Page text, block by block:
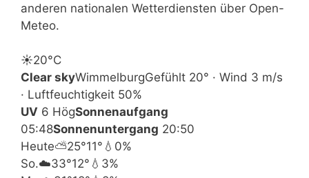
anderen nationalen Wetterdiensten über Open-
Meteo.
☀️20°C
Clear skyWimmelburgGefühlt 20° · Wind 3 m/s
· Luftfeuchtigkeit 50%
UV 6 HögSonnenaufgang
05:48Sonnenuntergang 20:50
Heute⛅25°11° 💧0%
So.☁️33°12° 💧3%